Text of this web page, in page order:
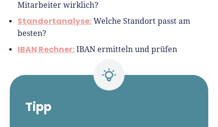
Mitarbeiter wirklich?
Standortanalyse: Welche Standort passt am
besten?
IBAN Rechner: IBAN ermitteln und prüfen
Tipp